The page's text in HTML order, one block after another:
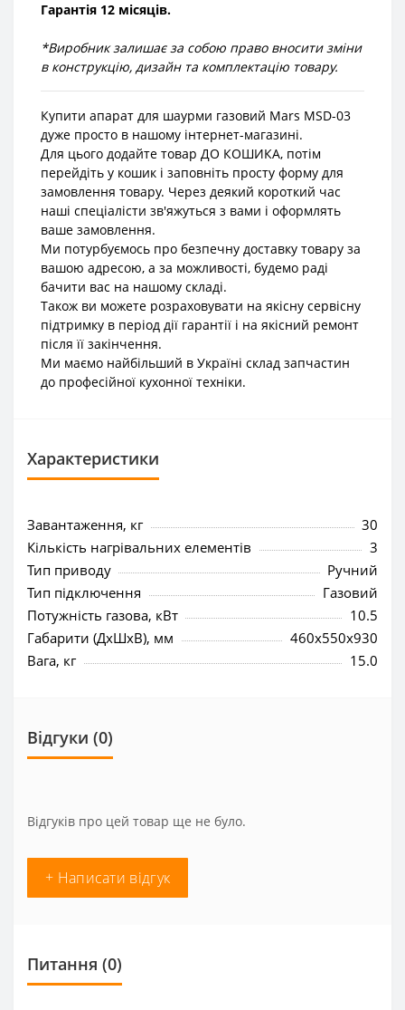
Гарантія 12 місяців.
*Виробник залишає за собою право вносити зміни
в конструкцію, дизайн та комплектацію товару.
Купити апарат для шаурми газовий Mars MSD-03
дуже просто в нашому інтернет-магазині.
Для цього додайте товар ДО КОШИКА, потім
перейдіть у кошик і заповніть просту форму для
замовлення товару. Через деякий короткий час
наші спеціалісти зв'яжуться з вами і оформлять
ваше замовлення.
Ми потурбуємось про безпечну доставку товару за
вашою адресою, а за можливості, будемо раді
бачити вас на нашому складі.
Також ви можете розраховувати на якісну сервісну
підтримку в період дії гарантії і на якісний ремонт
після її закінчення.
Ми маємо найбільший в Україні склад запчастин
до професійної кухонної техніки.
Характеристики
Завантаження, кг
30
Кількість нагрівальних елементів
3
Тип приводу
Ручний
Тип підключення
Газовий
Потужність газова, кВт
10.5
Габарити (ДхШхВ), мм
460x550x930
Вага, кг
15.0
Відгуки (0)
Відгуків про цей товар ще не було.
+ Написати відгук
Питання (0)